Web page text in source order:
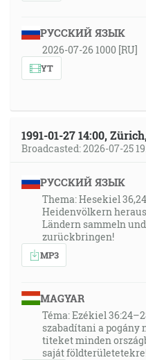
РУССКИЙ ЯЗЫК
2026-07-26 1000 [RU]
YT
1991-01-27 14:00,
Broadcasted: 2026-07-25
РУССКИЙ ЯЗЫК
Thema: Hesekiel
Heidenvölkern
Ländern sammeln
zurückbringen!
MP3
MAGYAR
Téma: Ezékiel
szabadítani a pogány
titeket minden
saját